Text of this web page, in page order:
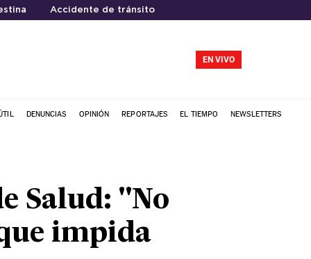
Accidente de tránsito
EN VIVO
DENUNCIAS OPINIÓN REPORTAJES EL TIEMPO NEWSLETTERS
Salud: "No
impida